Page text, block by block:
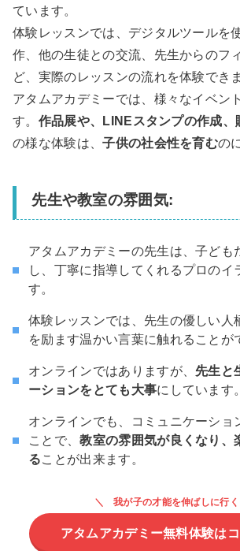
ています。
体験レッスンでは、デジタルツールを
作、他の生徒との交流、先生からのフ
ど、実際のレッスンの流れを体験でき
アタムアカデミーでは、様々なイベン
す。 作品展や、LINEスタンプの作成、
の様な体験は、子供の社会性を育むの
先生や教室の雰囲気:
アタムアカデミーの先生は、子ども
し、丁寧に指導してくれるプロのイ
す。
体験レッスンでは、先生の優しい人
を励ます温かい言葉に触れることが
オンラインではありますが、 先生と
ーションをとても大事にしています。
オンラインでも、コミュニケーショ
ことで、教室の雰囲気が良くなり、
ることが出来ます。
我が子の才能を伸ばしに行く
アタムアカデミー無料体験は